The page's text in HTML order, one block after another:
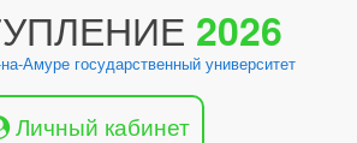
2026
Амуре государственный университет
Личный кабинет